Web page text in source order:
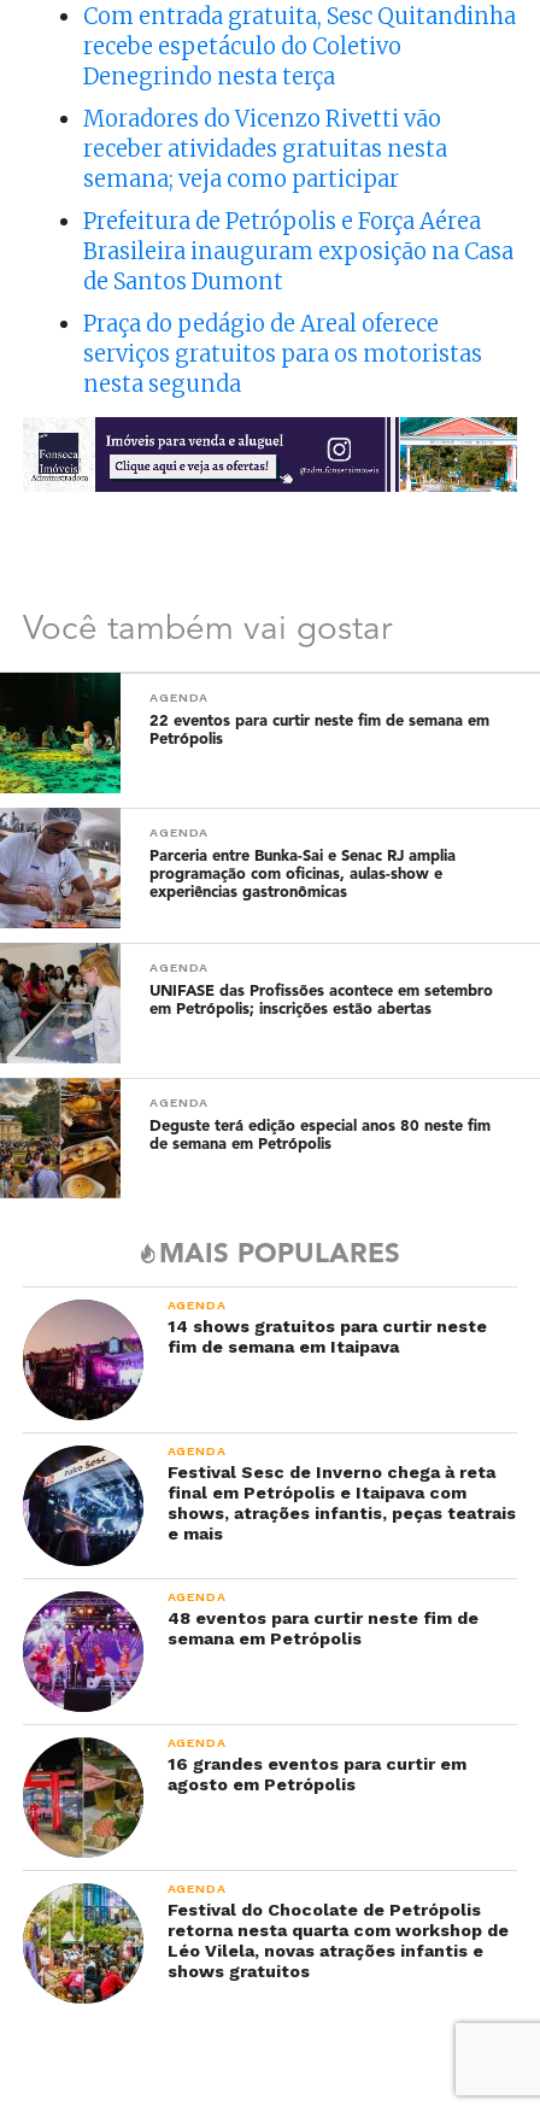
Com entrada gratuita, Sesc Quitandinha
recebe espetáculo do Coletivo
Denegrindo nesta terça
Moradores do Vicenzo Rivetti vão
receber atividades gratuitas nesta
semana; veja como participar
Prefeitura de Petrópolis e Força Aérea
Brasileira inauguram exposição na Casa
de Santos Dumont
Praça do pedágio de Areal oferece
serviços gratuitos para os motoristas
nesta segunda
Você também vai gostar
AGENDA
22 eventos para curtir neste fim de semana em
Petrópolis
AGENDA
Parceria entre Bunka-Sai e Senac RJ amplia
programação com oficinas, aulas-show e
experiências gastronômicas
AGENDA
UNIFASE das Profissões acontece em setembro
em Petrópolis; inscrições estão abertas
AGENDA
Deguste terá edição especial anos 80 neste fim
de semana em Petrópolis
MAIS POPULARES
AGENDA
14 shows gratuitos para curtir neste
fim de semana em Itaipava
AGENDA
Festival Sesc de Inverno chega à reta
final em Petrópolis e Itaipava com
shows, atrações infantis, peças teatrais
e mais
AGENDA
48 eventos para curtir neste fim de
semana em Petrópolis
AGENDA
16 grandes eventos para curtir em
agosto em Petrópolis
AGENDA
Festival do Chocolate de Petrópolis
retorna nesta quarta com workshop de
Léo Vilela, novas atrações infantis e
shows gratuitos